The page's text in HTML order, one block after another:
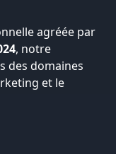
agréée par
, notre
des domaines
et le